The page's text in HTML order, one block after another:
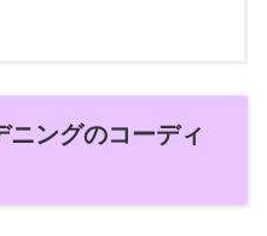
ングのコーディ